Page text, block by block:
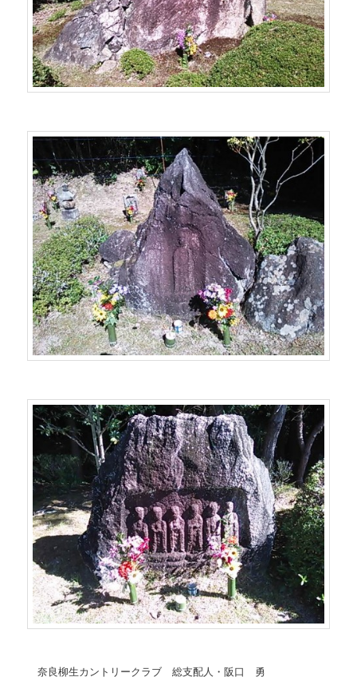
奈良柳生カントリークラブ 総支配人・阪口 勇